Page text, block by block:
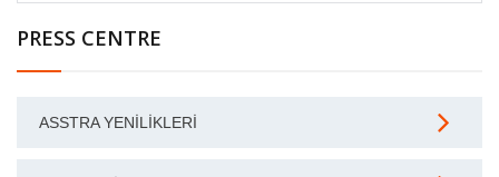
PRESS CENTRE
ASSTRA YENILIKLERI